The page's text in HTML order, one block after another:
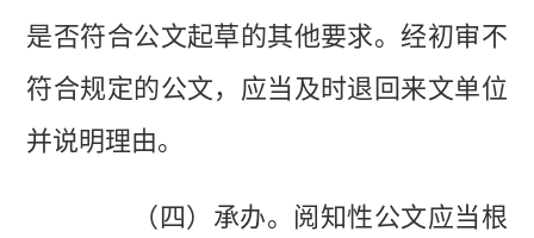
是否符合公文起草的其他要求。经初审不
符合规定的公文，应当及时退回来文单位
并说明理由。
（四）承办。阅知性公文应当根